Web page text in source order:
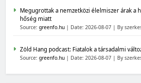
Megugrottak a nemzetközi élelmiszer árak a
hőség miatt
Source: greenfo.hu Date: 2026-08-07 By
Zöld Hang podcast: Fiatalok a társadalmi
Source: greenfo.hu Date: 2026-08-07 By